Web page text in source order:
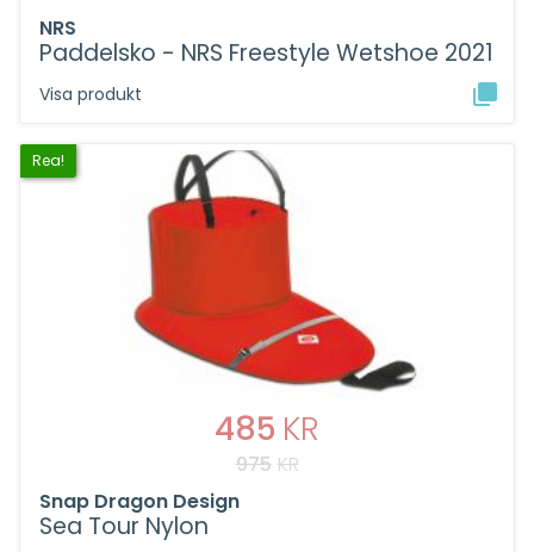
NRS
Paddelsko - NRS Freestyle Wetshoe 2021
Visa produkt
Rea!
975 KR
485 KR
Snap Dragon Design
Sea Tour Nylon